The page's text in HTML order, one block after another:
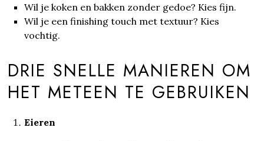
Wil je koken en bakken zonder gedoe? Kies fijn.
Wil je een finishing touch met textuur? Kies
vochtig.
DRIE SNELLE MANIEREN OM
HET METEEN TE GEBRUIKEN
Eieren